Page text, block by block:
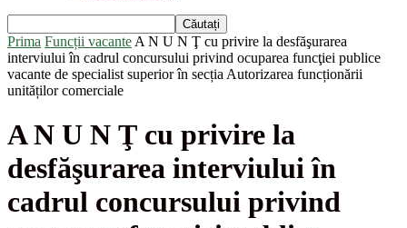
Prima Funcții vacante A N U N Ţ cu privire la desfăşurarea
interviului în cadrul concursului privind ocuparea funcţiei publice
vacante de specialist superior în secția Autorizarea funcționării
unităților comerciale
A N U N Ţ cu privire la
desfăşurarea interviului în
cadrul concursului privind